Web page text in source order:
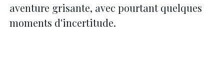
aventure grisante, avec pourtant quelques
moments d'incertitude.